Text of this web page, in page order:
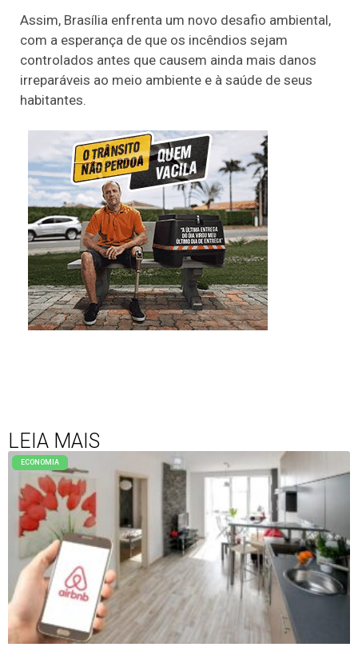
Assim, Brasília enfrenta um novo desafio ambiental,
com a esperança de que os incêndios sejam
controlados antes que causem ainda mais danos
irreparáveis ao meio ambiente e à saúde de seus
habitantes.
LEIA MAIS
ECONOMIA